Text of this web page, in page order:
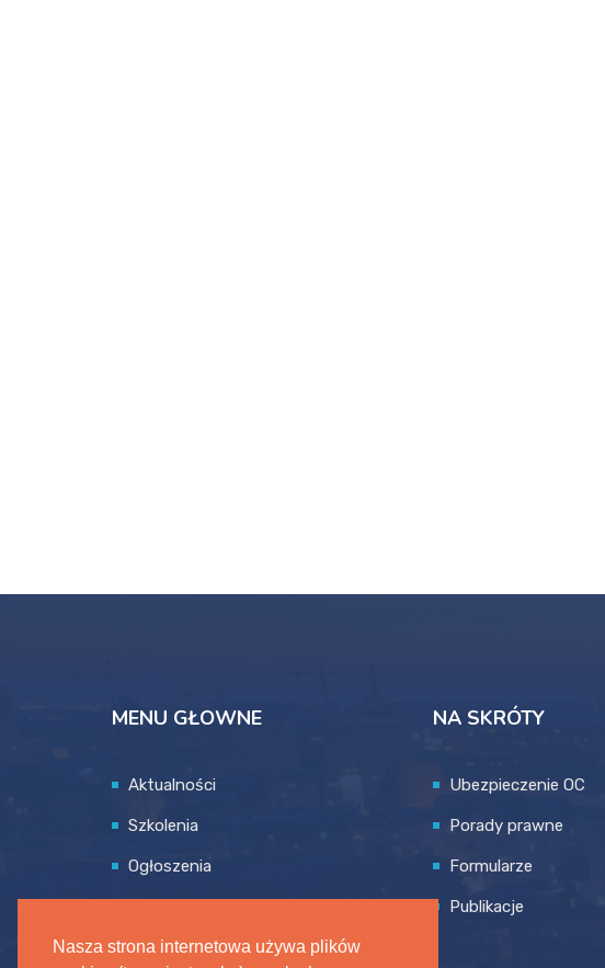
Nasza strona internetowa używa plików
MENU GŁOWNE
Aktualności
Szkolenia
Ogłoszenia
NA SKRÓTY
Ubezpieczenie OC
Porady prawne
Formularze
Publikacje